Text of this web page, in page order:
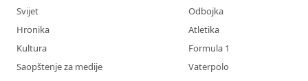
Svijet
Hronika
Kultura
Saopštenje za medije
Odbojka
Atletika
Formula 1
Vaterpolo